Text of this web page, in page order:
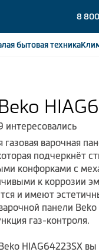
8
бытоваятехника
интересовались
варочная
подчеркнёт
конфорками с
к коррозии
и имеют
панели
газ-контроля.
HIAG64223SX